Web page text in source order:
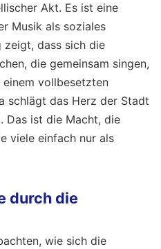
Akt. Es ist eine
Musik als soziales
zeigt, dass sich die
die gemeinsam singen,
einem vollbesetzten
schlägt das Herz der Stadt
Das ist die Macht, die
viele einfach nur als
durch die
wie sich die